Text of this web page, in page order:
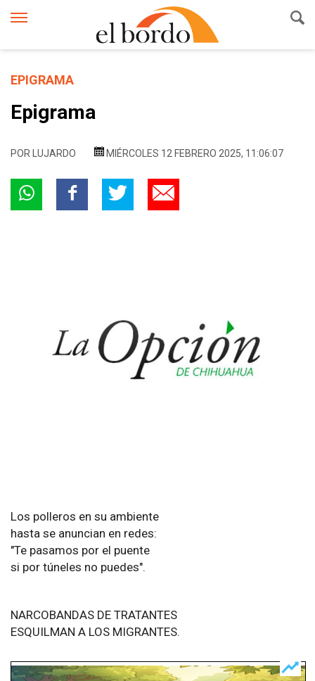
EPIGRAMA
Epigrama
POR LUJARDO MIÉRCOLES 12 FEBRERO 2025, 11:06:07
Los polleros en su ambiente
hasta se anuncian en redes:
"Te pasamos por el puente
si por túneles no puedes".
NARCOBANDAS DE TRATANTES
ESQUILMAN A LOS MIGRANTES.